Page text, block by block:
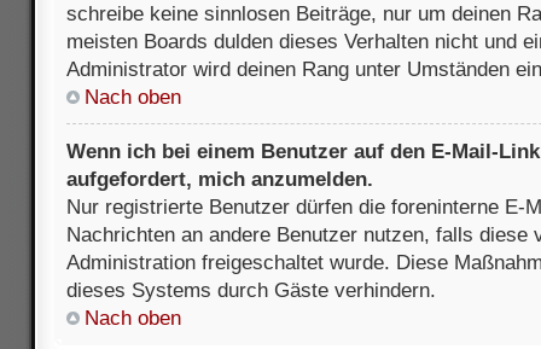
schreibe keine sinnlosen Beiträge, nur um deinen
meisten Boards dulden dieses Verhalten nicht und
Administrator wird deinen Rang unter Umständen
Nach oben
Wenn ich bei einem Benutzer auf den E-Mail-
aufgefordert, mich anzumelden.
Nur registrierte Benutzer dürfen die foreninterne E-
Nachrichten an andere Benutzer nutzen, falls diese
Administration freigeschaltet wurde. Diese
dieses Systems durch Gäste verhindern.
Nach oben